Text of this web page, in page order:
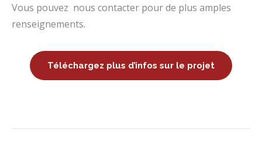
Vous pouvez nous contacter pour de plus amples
renseignements.
Téléchargez plus d’infos sur le projet